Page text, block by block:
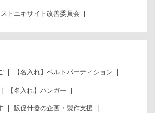
ストエキサイト改善委員会
【名入れ】ベルトパーティション
【名入れ】ハンガー
販促什器の企画・製作支援